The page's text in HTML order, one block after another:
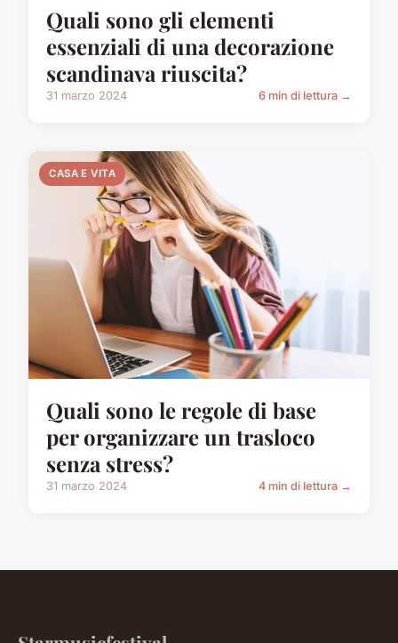
Quali sono gli elementi
essenziali di una decorazione
scandinava riuscita?
31 marzo 2024 6 min di lettura →
CASA E VITA
Quali sono le regole di base
per organizzare un trasloco
senza stress?
31 marzo 2024 4 min di lettura →